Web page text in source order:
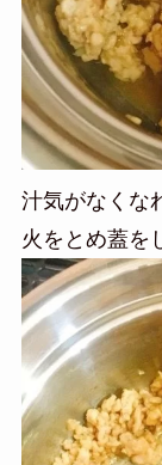
汁気がなくな
火をとめ蓋を